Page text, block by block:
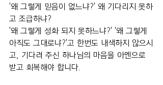
'왜 그렇게 믿음이 없느냐?' 왜 기다리지 못하
고 조급하냐?
'왜 그렇게 성화 되지 못하느냐?' '왜 그렇게
아직도 그대로냐?'고 한번도 내색하지 않으시
고, 기다려 주신 하나님의 마음을 아멘으로
받고 회복해야 합니다.